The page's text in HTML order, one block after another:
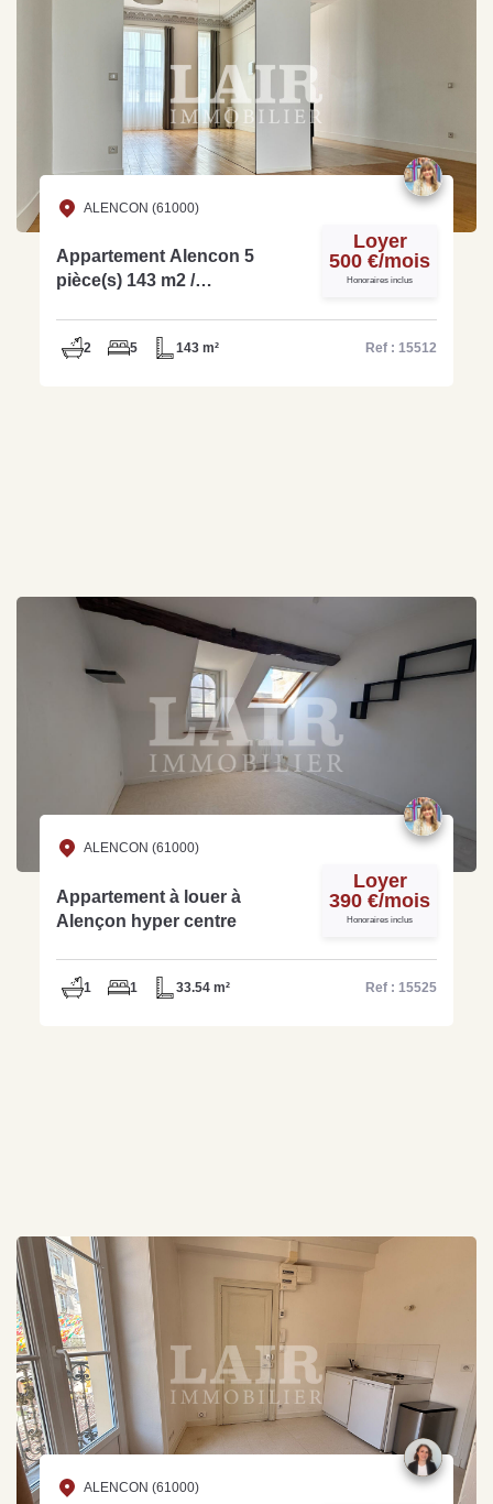
ALENCON (61000)
Appartement Alencon 5
pièce(s) 143 m2 /
Loyer
500 €/mois
Honoraires inclus
2 5 143 m² Ref : 15512
ALENCON (61000)
Appartement à louer à
Alençon hyper centre
Loyer
390 €/mois
Honoraires inclus
1 1 33.54 m² Ref : 15525
ALENCON (61000)